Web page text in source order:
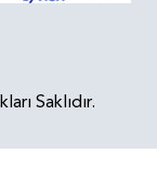
Saklıdır.